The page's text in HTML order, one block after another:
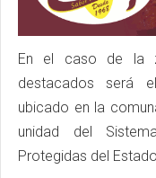
En el caso de la
destacados será
ubicado en la
unidad del
Protegidas del